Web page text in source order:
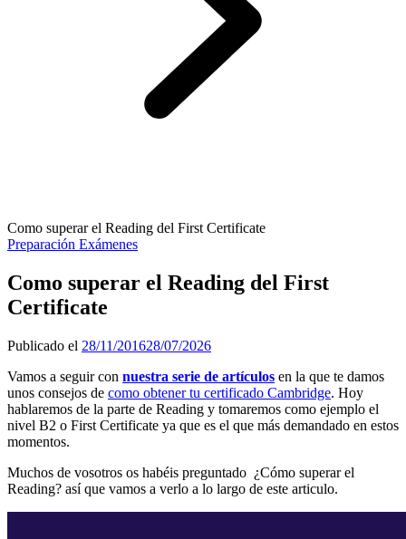
Como superar el Reading del First Certificate
Preparación Exámenes
Como superar el Reading del First
Certificate
Publicado el 28/11/201628/07/2026
Vamos a seguir con nuestra serie de artículos en la que te damos
unos consejos de como obtener tu certificado Cambridge. Hoy
hablaremos de la parte de Reading y tomaremos como ejemplo el
nivel B2 o First Certificate ya que es el que más demandado en estos
momentos.
Muchos de vosotros os habéis preguntado ¿Cómo superar el
Reading? así que vamos a verlo a lo largo de este articulo.